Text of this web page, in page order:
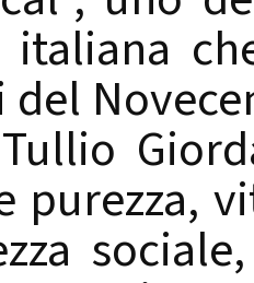
italiana
purezza,